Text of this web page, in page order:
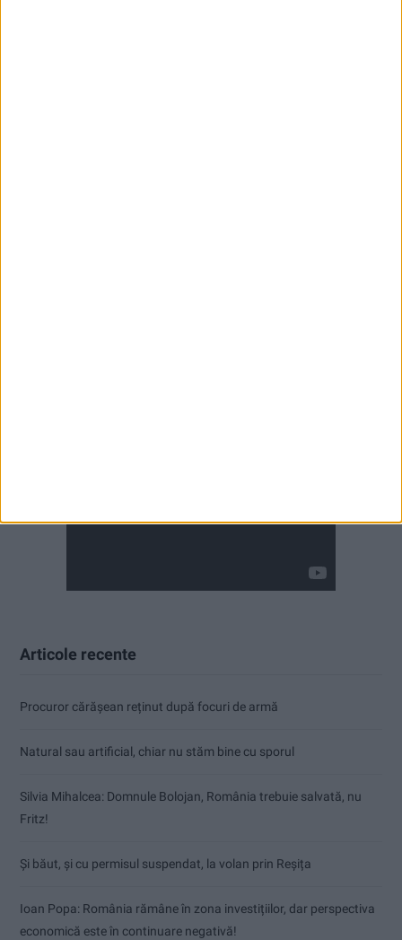
Articole recente
Procuror cărășean reținut după focuri de armă
Natural sau artificial, chiar nu stăm bine cu sporul
Silvia Mihalcea: Domnule Bolojan, România trebuie salvată, nu
Fritz!
Și băut, și cu permisul suspendat, la volan prin Reșița
Ioan Popa: România rămâne în zona investițiilor, dar perspectiva
economică este în continuare negativă!